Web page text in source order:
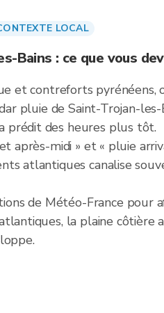
LOCAL
Bains : ce que vous
et contreforts
pluie de Saint-Trojan-
prédit des heures plus tôt.
après-midi » et « pluie
atlantiques canalise
de Météo-France pour
la plaine